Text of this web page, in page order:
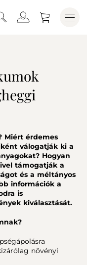
Miért érdemes
válogatják ki a
Hogyan
támogatják a
és a méltányos
információk a
is
kiválasztását.
növényi